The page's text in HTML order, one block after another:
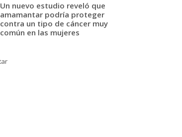
Un nuevo estudio reveló que
amamantar podría proteger
contra un tipo de cáncer muy
común en las mujeres